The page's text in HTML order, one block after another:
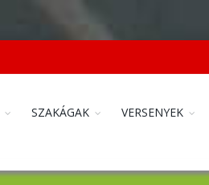
SZAKÁGAK VERSENYEK